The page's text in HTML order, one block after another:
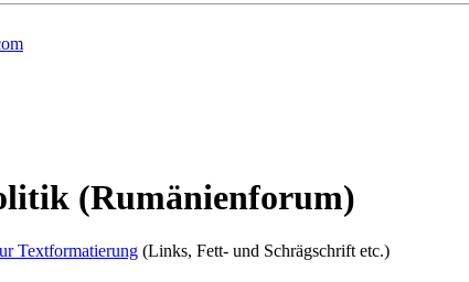
(Rumänienforum)
Textformatierung (Links, Fett- und Schrägschrift etc.)